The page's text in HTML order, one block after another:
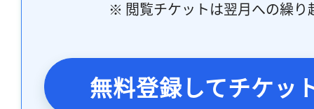
※ 閲覧チケットは翌月への繰り
無料登録してチケッ